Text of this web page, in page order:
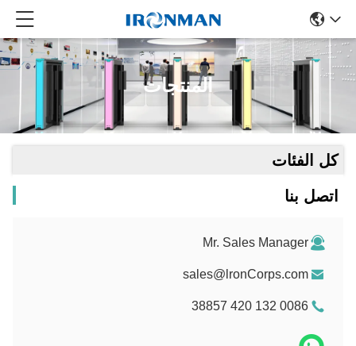
المنتجات
كل الفئات
اتصل بنا
Mr. Sales Manager
sales@lronCorps.com
0086 132 420 38857